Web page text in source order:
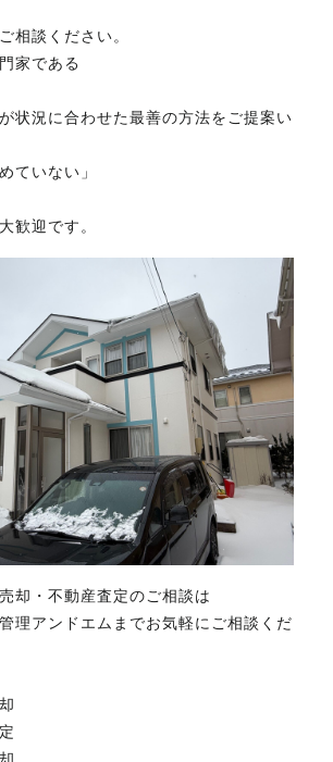
相談ください。
家である
状況に合わせた最善の方法をご提案い
ていない」
歓迎です。
却・不動産査定のご相談は
理アンドエムまでお気軽にご相談くだ